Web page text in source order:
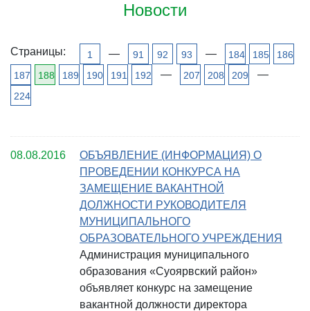
Новости
Страницы: 1 — 91 92 93 — 184 185
186
187
188 189 190 191 192 — 207 208 209 —
224
08.08.2016
ОБЪЯВЛЕНИЕ (ИНФОРМАЦИЯ) О
ПРОВЕДЕНИИ КОНКУРСА НА
ЗАМЕЩЕНИЕ ВАКАНТНОЙ
ДОЛЖНОСТИ РУКОВОДИТЕЛЯ
МУНИЦИПАЛЬНОГО
ОБРАЗОВАТЕЛЬНОГО УЧРЕЖДЕНИЯ
Администрация муниципального
образования «Суоярвский район»
объявляет конкурс на замещение
вакантной должности директора